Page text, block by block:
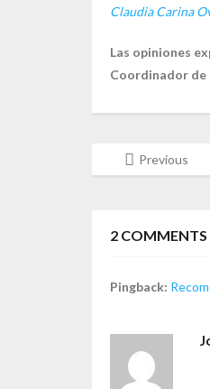
Claudia Carina
Las opiniones
Coordinador de
Previous
2 COMMENTS
Pingback: